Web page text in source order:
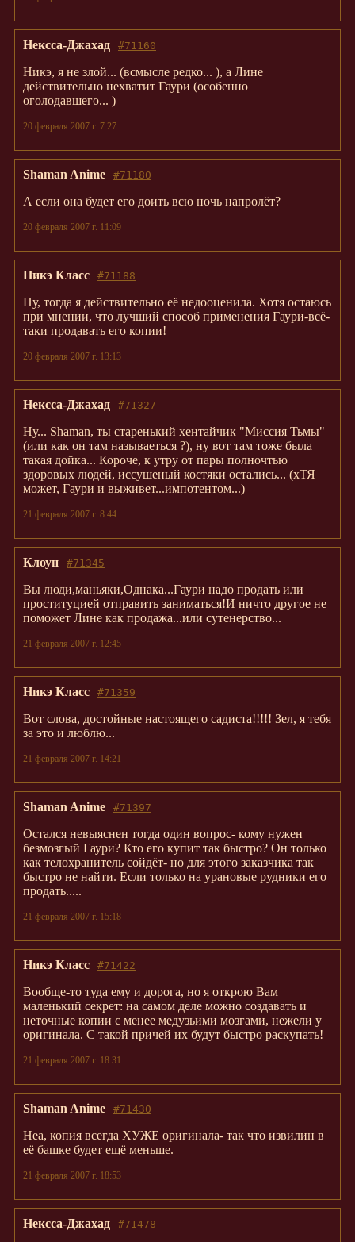
#71160
Нексса-Джахад
Никэ, я не злой... (всмысле редко... ), а Лине
действительно нехватит Гаури (особенно
оголодавшего... )
20 февраля 2007 г. 7:27
#71180
Shaman Anime
А если она будет его доить всю ночь напролёт?
20 февраля 2007 г. 11:09
#71188
Никэ Класс
Ну, тогда я действительно её недооценила. Хотя остаюсь
при мнении, что лучший способ применения Гаури-всё-
таки продавать его копии!
20 февраля 2007 г. 13:13
#71327
Нексса-Джахад
Ну... Shaman, ты старенький хентайчик "Миссия Тьмы"
(или как он там называеться ?), ну вот там тоже была
такая дойка... Короче, к утру от пары полночтью
здоровых людей, иссушеный костяки остались... (хТЯ
может, Гаури и выживет...импотентом...)
21 февраля 2007 г. 8:44
#71345
Клоун
Вы люди,маньяки,Однака...Гаури надо продать или
проституцией отправить заниматься!И ничто другое не
поможет Лине как продажа...или сутенерство...
21 февраля 2007 г. 12:45
#71359
Никэ Класс
Вот слова, достойные настоящего садиста!!!!! Зел, я тебя
за это и люблю...
21 февраля 2007 г. 14:21
#71397
Shaman Anime
Остался невыяснен тогда один вопрос- кому нужен
безмозгый Гаури? Кто его купит так быстро? Он только
как телохранитель сойдёт- но для этого заказчика так
быстро не найти. Если только на урановые рудники его
продать.....
21 февраля 2007 г. 15:18
#71422
Никэ Класс
Вообще-то туда ему и дорога, но я открою Вам
маленький секрет: на самом деле можно создавать и
неточные копии с менее медузьими мозгами, нежели у
оригинала. С такой причей их будут быстро раскупать!
21 февраля 2007 г. 18:31
#71430
Shaman Anime
Неа, копия всегда ХУЖЕ оригинала- так что извилин в
её башке будет ещё меньше.
21 февраля 2007 г. 18:53
#71478
Нексса-Джахад